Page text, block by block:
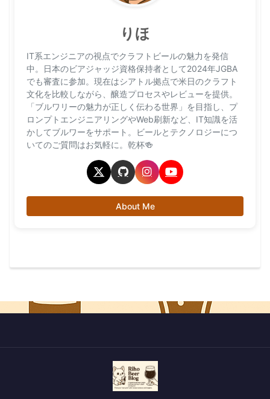
りほ
IT系エンジニアの視点でクラフトビールの魅力を発信
中。日本のビアジャッジ資格保持者として2024年JGBA
でも審査に参加。現在はシアトル拠点で米日のクラフト
文化を比較しながら、醸造プロセスやレビューを提供。
「ブルワリーの魅力が正しく伝わる世界」を目指し、プ
ロンプトエンジニアリングやWeb刷新など、IT知識を活
かしてブルワーをサポート。ビールとテクノロジーにつ
いてのご質問はお気軽に。乾杯🍻
About Me